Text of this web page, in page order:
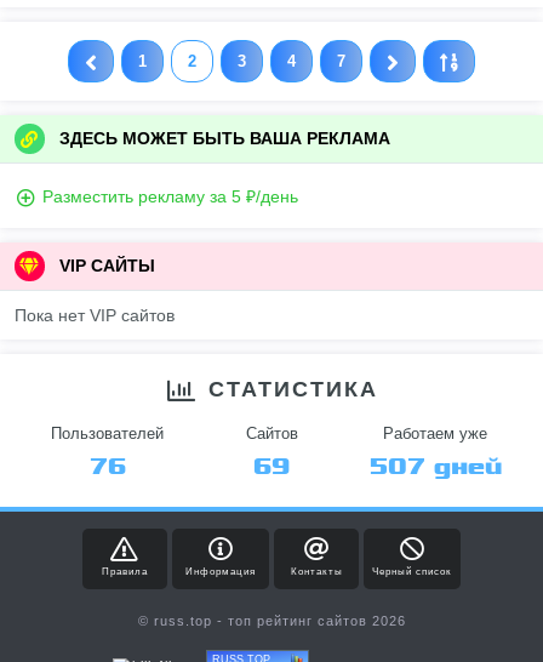
1 2 3 4 7
ЗДЕСЬ МОЖЕТ БЫТЬ ВАША РЕКЛАМА
Разместить рекламу за 5 ₽/день
VIP САЙТЫ
Пока нет VIP сайтов
СТАТИСТИКА
Пользователей
76
Сайтов
69
Работаем уже
507 дней
Правила Информация Контакты Черный список
© russ.top - топ рейтинг сайтов 2026